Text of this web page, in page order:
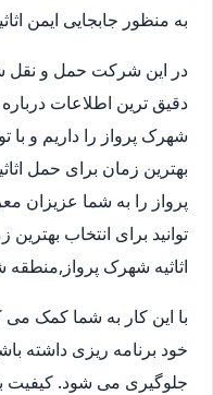
به منظور جابجایی ایمن
در این شرکت حمل و نقل
دقیق ترین اطلاعات
شهرک پرواز را داریم و با
بهترین زمان برای حمل
پرواز را به شما عزیزان
توانید برای انتخاب
اثاثیه شهرک
با این کار به شما کمک می
خود برنامه ریزی داشته
جلوگیری می شود. کیفیت